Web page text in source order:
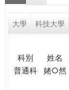
e
e
大學 科技大學
科別 姓名
普通科
姥○然